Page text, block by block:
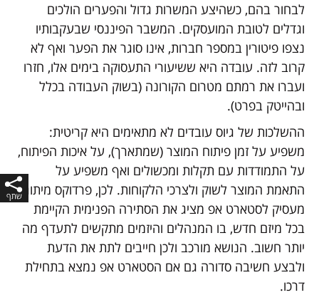
לבחור בהם, כשהיצע המשרות גדול והפערים הולכים
וגדלים לטובת המועסקים. המשבר הפיננסי שבעקבותיו
נצפו פיטורין במספר חברות, אינו סוגר את הפער ואף לא
קרוב לזה. עובדה היא ששיעורי התעסוקה בימים אלו, חזרו
ועברו את רמתם מטרום הקורונה (בשוק העבודה בכלל
ובהייטק בפרט).
ההשלכות של גיוס עובדים לא מתאימים היא קריטית:
משפיע על זמן פיתוח המוצר (שמתארך), על איכות הפיתוח,
על התמודדות עם תקלות ומכשולים ואף משפיע על
התאמת המוצר לשוק ולצרכי הלקוחות. לכן, פרדוקס מיתוג
מעסיק לסטארט אפ מציג את הסתירה הפנימית הקיימת
בכל מיזם חדש, בו המנהלים והיזמים מתקשים לתעדף מה
יותר חשוב. הנושא מורכב ולכן חייבים לתת את הדעת
ולבצע חשיבה סדורה גם אם הסטארט אפ נמצא בתחילת
דרכו.